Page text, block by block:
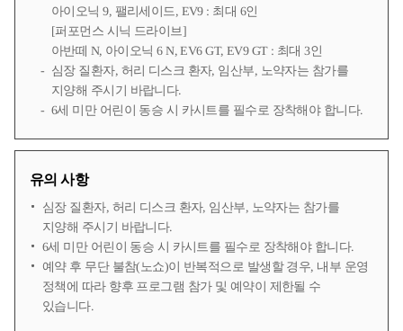
아이오닉 9, 팰리세이드, EV9 : 최대 6인
[퍼포먼스 시닉 드라이브]
아반떼 N, 아이오닉 6 N, EV6 GT, EV9 GT : 최대 3인
심장 질환자, 허리 디스크 환자, 임산부, 노약자는 참가를
지양해 주시기 바랍니다.
6세 미만 어린이 동승 시 카시트를 필수로 장착해야 합니다.
유의 사항
심장 질환자, 허리 디스크 환자, 임산부, 노약자는 참가를
지양해 주시기 바랍니다.
6세 미만 어린이 동승 시 카시트를 필수로 장착해야 합니다.
예약 후 무단 불참(노쇼)이 반복적으로 발생할 경우, 내부 운영
정책에 따라 향후 프로그램 참가 및 예약이 제한될 수
있습니다.